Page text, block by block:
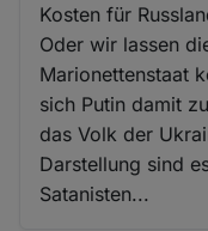
Kosten für
Oder wir lassen
Marionettenstaat
sich Putin damit
das Volk der
Darstellung sind
Satanisten...